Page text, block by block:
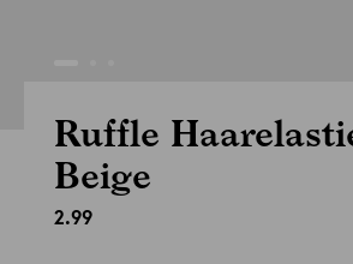
Ruffle
Beige
2.99